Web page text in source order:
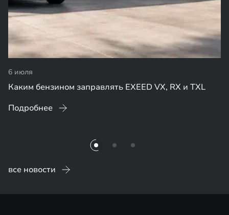
6 июля
Каким бензином заправлять EXEED VX, RX и TXL
Подробнее
все новости